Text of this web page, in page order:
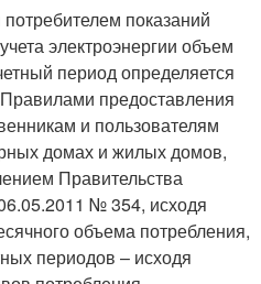
показаний
электроэнергии объем
период определяется
предоставления
и пользователям
домах и жилых домов,
Правительства
№ 354, исходя
объема потребления,
периодов – исходя